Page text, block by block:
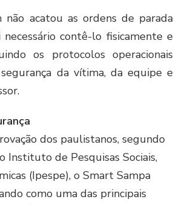
não acatou as ordens de parada
contê-lo fisicamente e
os protocolos operacionais
da vítima, da equipe e
dos paulistanos, segundo
Instituto de Pesquisas Sociais,
(Ipespe), o Smart Sampa
como uma das principais